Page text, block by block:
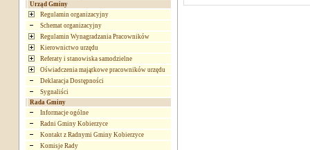
Urząd Gminy
Regulamin organizacyjny
Schemat organizacyjny
Regulamin Wynagradzania Pracowników
Kierownictwo urzędu
Referaty i stanowiska samodzielne
Oświadczenia majątkowe pracowników urzędu
Deklaracja Dostępności
Sygnaliści
Rada Gminy
Informacje ogólne
Radni Gminy Kobierzyce
Kontakt z Radnymi Gminy Kobierzyce
Komisje Rady